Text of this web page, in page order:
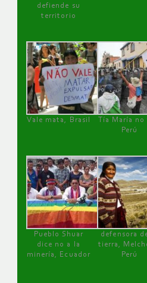
defiende su
territorio
Vale mata, Brasil
Tía María no
Perú
Pueblo Shuar
dice no a la
minería, Ecuador
defensora
tierra,
Perú